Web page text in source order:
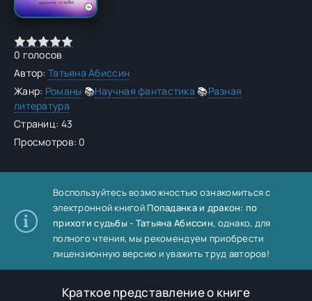
0 голосов
Автор: Татьяна Абиссин
Жанр: Романы 📚Научная фантастика 📚Разная
литература
Страниц: 43
Просмотров: 0
Воспользуйтесь возможностью ознакомиться с
электронной книгой Попаданка и дракон: по
прихоти судьбы - Татьяна Абиссин, однако, для
полного чтения, мы рекомендуем приобрести
лицензионную версию и уважить труд авторов!
Краткое представление о книге